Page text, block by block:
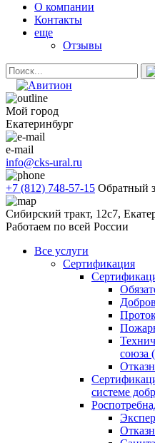
О компании
Контакты
еще
Отзывы
Мой город
Екатеринбург
e-mail
info@cks-ural.ru
+7 (812) 748-57-15 Обратный
Сибирский тракт, 12с7,
Работаем по всей России
Все услуги
Сертификация
союза
системе